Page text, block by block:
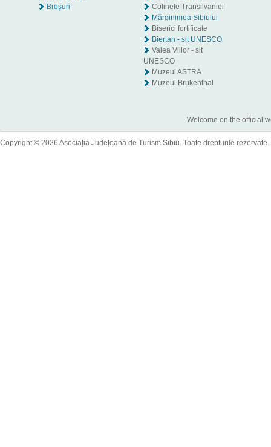
Broşuri
Colinele Transilvaniei
Mărginimea Sibiului
Biserici fortificate
Biertan - sit UNESCO
Valea Viilor - sit
UNESCO
Muzeul ASTRA
Muzeul Brukenthal
Welcome on the official
Copyright © 2026 Asociaţia Judeţeană de Turism Sibiu. Toate drepturile rezervate.